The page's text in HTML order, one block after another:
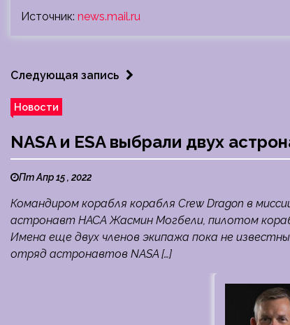
Источник: news.mail.ru
Следующая запись
Новости
NASA и ESA выбрали двух
Пт Апр 15 , 2022
Командиром корабля корабля Crew Dragon в
астронавт НАСА Жасмин Могбели, пилотом
Имена еще двух членов экипажа пока не
отряд астронавтов NASA […]